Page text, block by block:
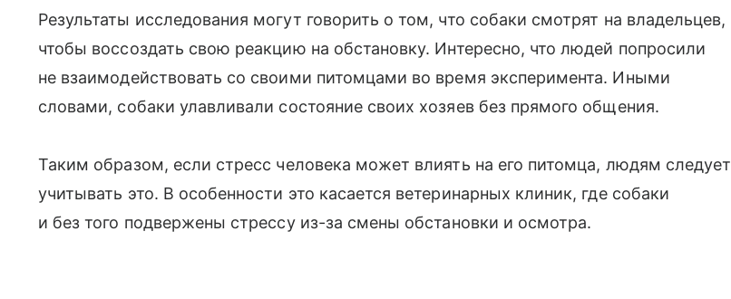
Результаты исследования могут говорить о том, что собаки смотрят на владельцев,
чтобы воссоздать свою реакцию на обстановку. Интересно, что людей попросили
не взаимодействовать со своими питомцами во время эксперимента. Иными
словами, собаки улавливали состояние своих хозяев без прямого общения.
Таким образом, если стресс человека может влиять на его питомца, людям следует
учитывать это. В особенности это касается ветеринарных клиник, где собаки
и без того подвержены стрессу из-за смены обстановки и осмотра.